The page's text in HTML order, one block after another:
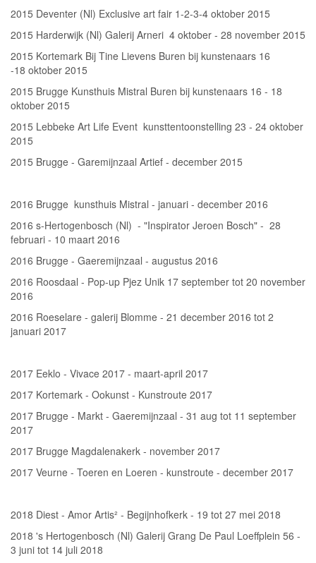
2015 Deventer (Nl) Exclusive art fair 1-2-3-4 oktober 2015
2015 Harderwijk (Nl) Galerij Arneri 4 oktober - 28 november 2015
2015 Kortemark Bij Tine Lievens Buren bij kunstenaars 16
-18 oktober 2015
2015 Brugge Kunsthuis Mistral Buren bij kunstenaars 16 - 18
oktober 2015
2015 Lebbeke Art Life Event kunsttentoonstelling 23 - 24 oktober
2015
2015 Brugge - Garemijnzaal Artief - december 2015
2016 Brugge kunsthuis Mistral - januari - december 2016
2016 s-Hertogenbosch (Nl) - "Inspirator Jeroen Bosch" - 28
februari - 10 maart 2016
2016 Brugge - Gaeremijnzaal - augustus 2016
2016 Roosdaal - Pop-up Pjez Unik 17 september tot 20 november
2016
2016 Roeselare - galerij Blomme - 21 december 2016 tot 2
januari 2017
2017 Eeklo - Vivace 2017 - maart-april 2017
2017 Kortemark - Ookunst - Kunstroute 2017
2017 Brugge - Markt - Gaeremijnzaal - 31 aug tot 11 september
2017
2017 Brugge Magdalenakerk - november 2017
2017 Veurne - Toeren en Loeren - kunstroute - december 2017
2018 Diest - Amor Artis² - Begijnhofkerk - 19 tot 27 mei 2018
2018 's Hertogenbosch (Nl) Galerij Grang De Paul Loeffplein 56 -
3 juni tot 14 juli 2018